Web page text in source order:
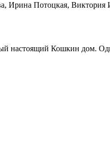
Ирина Потоцкая, Виктория
настоящий Кошкин дом.